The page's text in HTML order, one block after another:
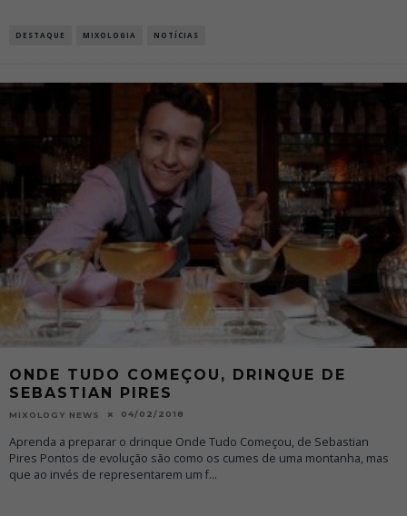
DESTAQUE MIXOLOGIA NOTÍCIAS
ONDE TUDO COMEÇOU, DRINQUE DE
SEBASTIAN PIRES
MIXOLOGY NEWS 04/02/2018
Aprenda a preparar o drinque Onde Tudo Começou, de Sebastian
Pires Pontos de evolução são como os cumes de uma montanha, mas
que ao invés de representarem um f...